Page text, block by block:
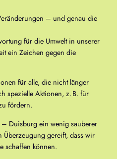
– und genau die
für die Umwelt in unserer
ein Zeichen gegen die
für alle, die nicht länger
spezielle Aktionen, z. B. für
fördern.
– Duisburg ein wenig sauberer
gereift, dass wir
schaffen können.